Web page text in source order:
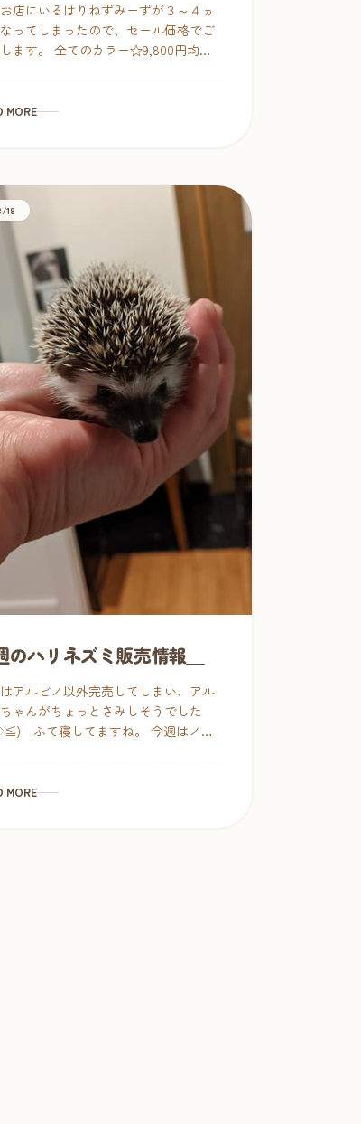
店にいるはりねずみーずが３～４ヵ
ってしまったので、セール価格でご
ます。 全てのカラー☆9,800円均
ミ […]
MORE
18
のハリネズミ販売情報＿
アルビノ以外完売してしまい、アル
ゃんがちょっとさみしそうでした
ふて寝してますね。 今週はノー
MORE